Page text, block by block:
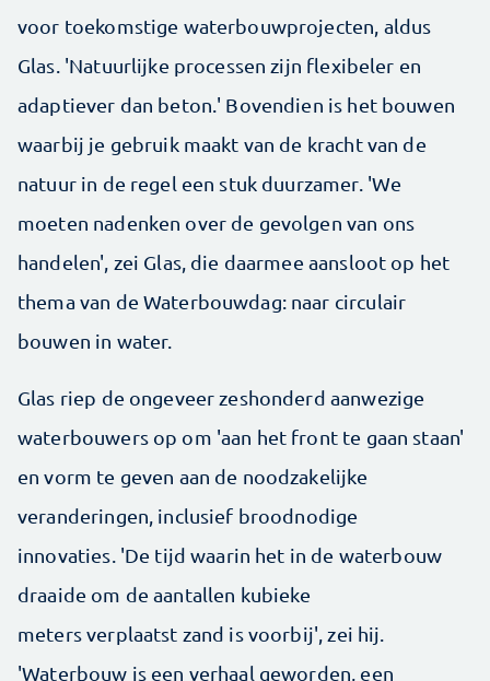
voor toekomstige waterbouwprojecten, aldus
Glas. 'Natuurlijke processen zijn flexibeler en
adaptiever dan beton.' Bovendien is het bouwen
waarbij je gebruik maakt van de kracht van de
natuur in de regel een stuk duurzamer. 'We
moeten nadenken over de gevolgen van ons
handelen', zei Glas, die daarmee aansloot op het
thema van de Waterbouwdag: naar circulair
bouwen in water.
Glas riep de ongeveer zeshonderd aanwezige
waterbouwers op om 'aan het front te gaan staan'
en vorm te geven aan de noodzakelijke
veranderingen, inclusief broodnodige
innovaties. 'De tijd waarin het in de waterbouw
draaide om de aantallen kubieke
meters verplaatst zand is voorbij', zei hij.
'Waterbouw is een verhaal geworden, een